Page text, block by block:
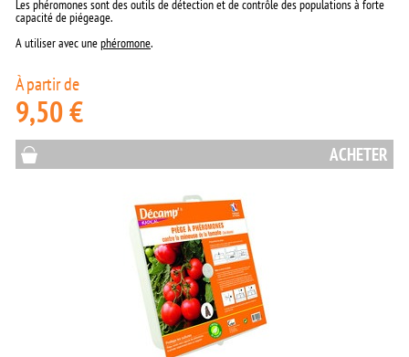
Les phéromones sont des outils de détection et de contrôle des populations à forte
capacité de piégeage.
A utiliser avec unephéromone.
À partir de
9,50 €
ACHETER